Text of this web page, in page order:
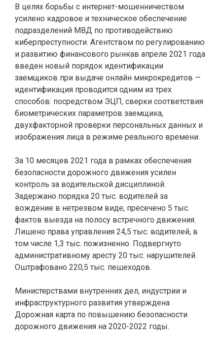
В целях борьбы с интернет-мошенничеством
усилено кадровое и техническое обеспечение
подразделений МВД по противодействию
киберпреступности. Агентством по регулированию
и развитию финансового рынкав апреле 2021 года
введен новый порядок идентификации
заемщиков при выдаче онлайн микрокредитов —
идентификация проводится одним из трех
способов: посредством ЭЦП, сверки соответствия
биометрических параметров заемщика,
двухфакторной проверки персональных данных и
изображения лица в режиме реального времени.
За 10 месяцев 2021 года в рамках обеспечения
безопасности дорожного движения усилен
контроль за водительской дисциплиной.
Задержано порядка 20 тыс. водителей за
вождение в нетрезвом виде, пресечено 5 тыс.
фактов выезда на полосу встречного движения.
Лишено права управления 24,5 тыс. водителей, в
том числе 1,3 тыс. пожизненно. Подвергнуто
административному аресту 20 тыс. нарушителей.
Оштрафовано 220,5 тыс. пешеходов.
Министерствами внутренних дел, индустрии и
инфраструктурного развития утверждена
Дорожная карта по повышению безопасности
дорожного движения на 2020-2022 годы.